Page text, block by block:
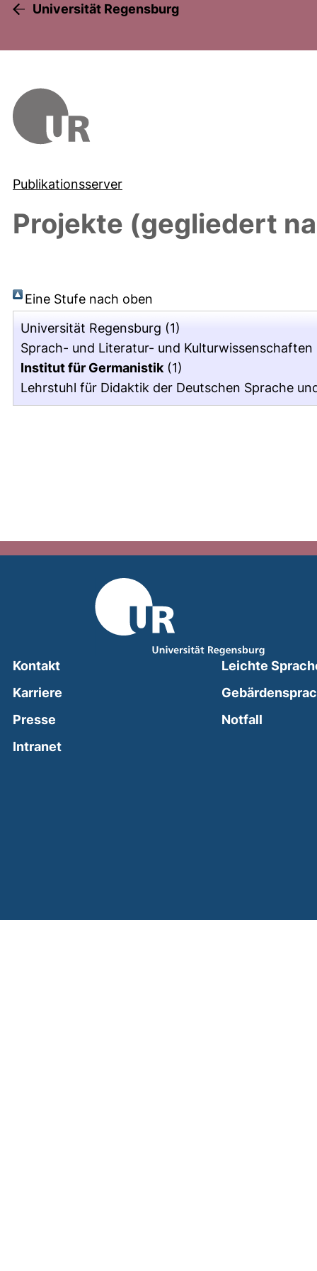
Universität Regensburg
Publikationsserver
Projekte (gegliedert
Eine Stufe nach oben
Universität Regensburg (1)
Sprach- und Literatur- und Kulturwissenschaften
Institut für Germanistik (1)
Lehrstuhl für Didaktik der Deutschen Sprache
Kontakt
Karriere
Presse
Intranet(external link, opens in a new window)
Leichte
Notfall